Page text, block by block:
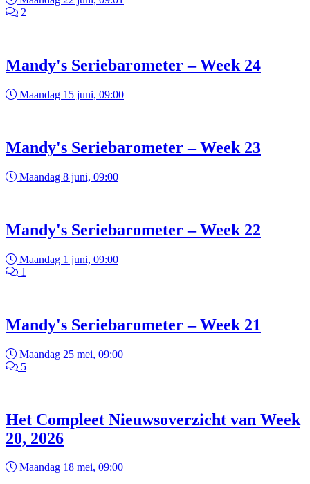
2
Mandy's Seriebarometer – Week 24
Maandag 15 juni, 09:00
Mandy's Seriebarometer – Week 23
Maandag 8 juni, 09:00
Mandy's Seriebarometer – Week 22
Maandag 1 juni, 09:00
1
Mandy's Seriebarometer – Week 21
Maandag 25 mei, 09:00
5
Het Compleet Nieuwsoverzicht van Week
20, 2026
Maandag 18 mei, 09:00